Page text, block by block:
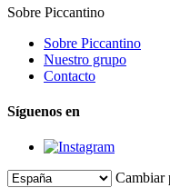
Sobre Piccantino
Sobre Piccantino
Nuestro grupo
Contacto
Síguenos en
Cambiar